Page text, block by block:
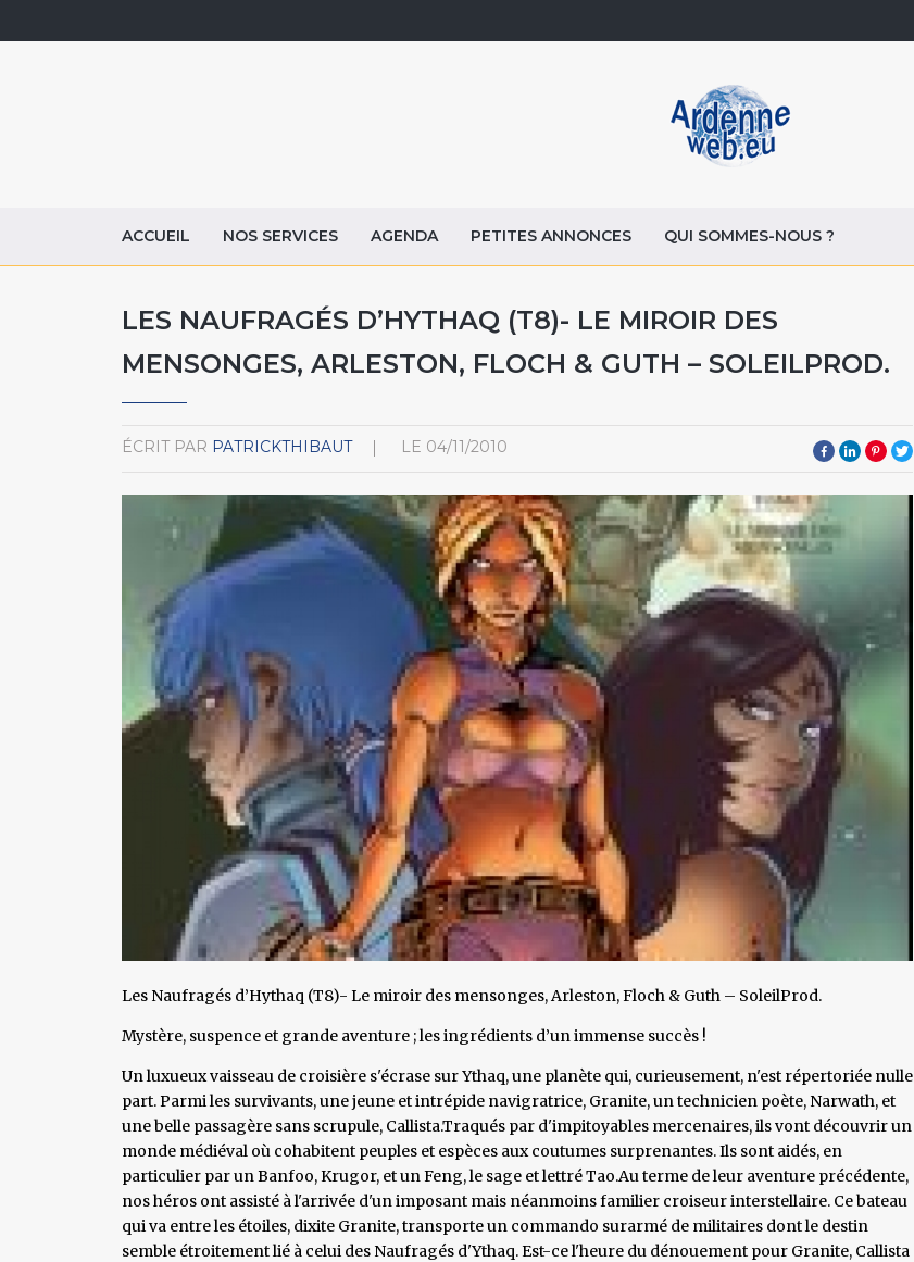
ACCUEIL NOS SERVICES AGENDA PETITES ANNONCES QUI SOMMES-NOUS ?
LES NAUFRAGÉS D’HYTHAQ (T8)- LE MIROIR DES
MENSONGES, ARLESTON, FLOCH & GUTH – SOLEILPROD.
ÉCRIT PAR PATRICKTHIBAUT LE 04/11/2010
Les Naufragés d’Hythaq (T8)- Le miroir des mensonges, Arleston, Floch & Guth – SoleilProd.
Mystère, suspence et grande aventure ; les ingrédients d’un immense succès !
Un luxueux vaisseau de croisière s'écrase sur Ythaq, une planète qui, curieusement, n'est répertoriée nulle
part. Parmi les survivants, une jeune et intrépide navigratrice, Granite, un technicien poète, Narwath, et
une belle passagère sans scrupule, Callista.Traqués par d'impitoyables mercenaires, ils vont découvrir un
monde médiéval où cohabitent peuples et espèces aux coutumes surprenantes. Ils sont aidés, en
particulier par un Banfoo, Krugor, et un Feng, le sage et lettré Tao.Au terme de leur aventure précédente,
nos héros ont assisté à l'arrivée d'un imposant mais néanmoins familier croiseur interstellaire. Ce bateau
qui va entre les étoiles, dixite Granite, transporte un commando surarmé de militaires dont le destin
semble étroitement lié à celui des Naufragés d'Ythaq. Est-ce l'heure du dénouement pour Granite, Callista